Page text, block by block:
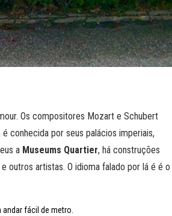
Os compositores Mozart e Schubert
conhecida por seus palácios imperiais,
a Museums Quartier, há construções
outros artistas. O idioma falado por lá é é o
andar fácil de metro.